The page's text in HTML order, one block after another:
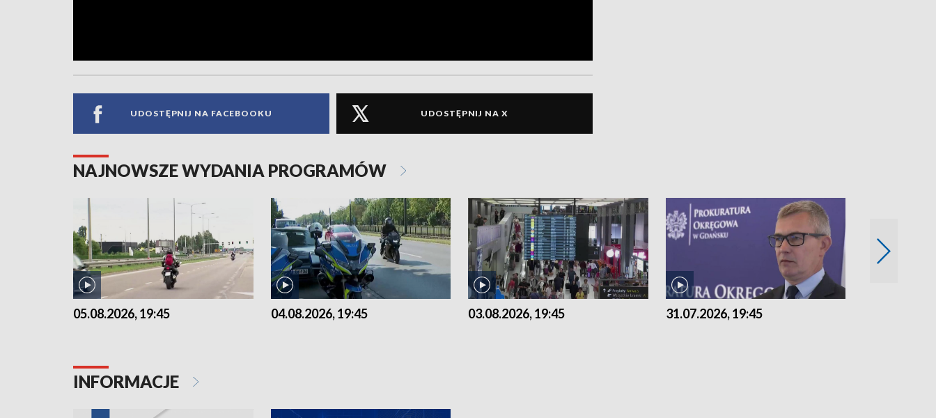
UDOSTĘPNIJ NA FACEBOOKU UDOSTĘPNIJ NA X
NAJNOWSZE WYDANIA PROGRAMÓW
05.08.2026, 19:45 04.08.2026, 19:45 03.08.2026, 19:45 31.07.2026, 19:45
INFORMACJE